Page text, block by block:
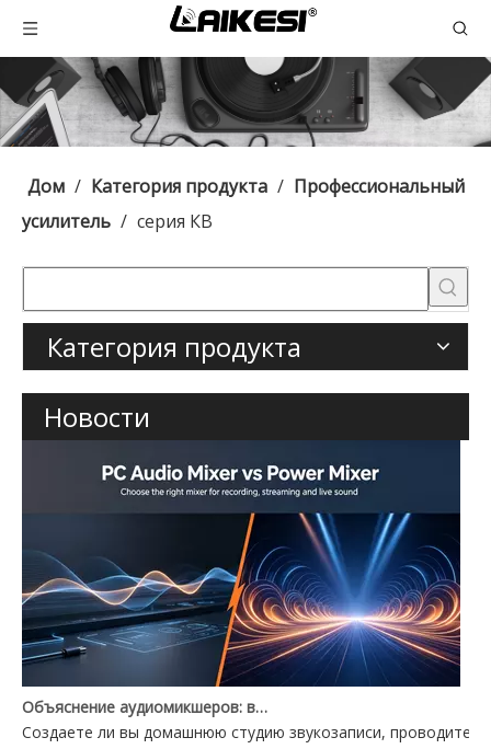
Дом / Категория продукта / Профессиональный
усилитель / серия КВ
Категория продукта
Новости
Объяснение аудиомикшеров: выбор между аудиомикшером для ПК и Power Mixer
Создаете ли вы домашнюю студию звукозаписи, проводите